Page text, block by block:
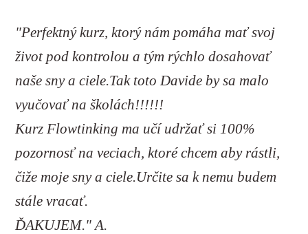
"Perfektný kurz, ktorý nám pomáha mať svoj
život pod kontrolou a tým rýchlo dosahovať
naše sny a ciele.Tak toto Davide by sa malo
vyučovať na školách!!!!!!
Kurz Flowtinking ma učí udržať si 100%
pozornosť na veciach, ktoré chcem aby rástli,
čiže moje sny a ciele.Určite sa k nemu budem
stále vracať.
ĎAKUJEM." A.